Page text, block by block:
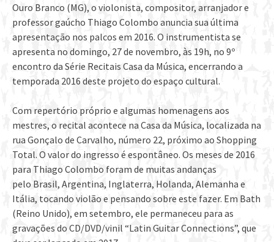
Ouro Branco (MG), o violonista, compositor, arranjador e
professor gaúcho Thiago Colombo anuncia sua última
apresentação nos palcos em 2016. O instrumentista se
apresenta no domingo, 27 de novembro, às 19h, no 9º
encontro da Série Recitais Casa da Música, encerrando a
temporada 2016 deste projeto do espaço cultural.
Com repertório próprio e algumas homenagens aos
mestres, o recital acontece na Casa da Música, localizada na
rua Gonçalo de Carvalho, número 22, próximo ao Shopping
Total. O valor do ingresso é espontâneo. Os meses de 2016
para Thiago Colombo foram de muitas andanças
pelo Brasil, Argentina, Inglaterra, Holanda, Alemanha e
Itália, tocando violão e pensando sobre este fazer. Em Bath
(Reino Unido), em setembro, ele permaneceu para as
gravações do CD/DVD/vinil “Latin Guitar Connections”, que